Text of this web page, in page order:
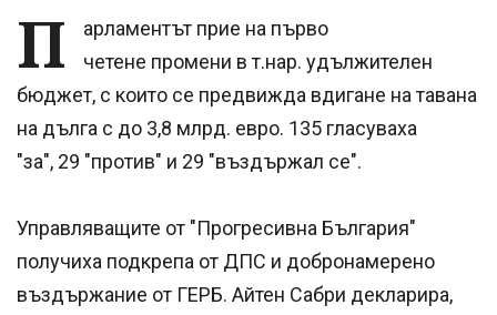
П
арламентът прие на първо
четене промени в т.нар. удължителен
бюджет, с които се предвижда вдигане на тавана
на дълга с до 3,8 млрд. евро. 135 гласуваха
"за", 29 "против" и 29 "въздържал се".
Управляващите от "Прогресивна България"
получиха подкрепа от ДПС и добронамерено
въздържание от ГЕРБ. Айтен Сабри декларира,